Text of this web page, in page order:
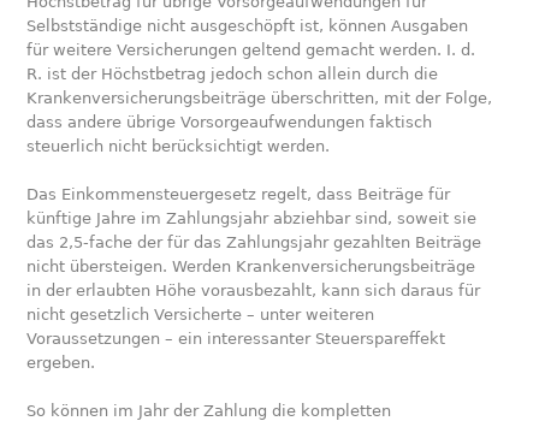
Selbstständige nicht ausgeschöpft ist, können Ausgaben
für weitere Versicherungen geltend gemacht werden. I. d.
R. ist der Höchstbetrag jedoch schon allein durch die
Krankenversicherungsbeiträge überschritten, mit der Folge,
dass andere übrige Vorsorgeaufwendungen faktisch
steuerlich nicht berücksichtigt werden.
Das Einkommensteuergesetz regelt, dass Beiträge für
künftige Jahre im Zahlungsjahr abziehbar sind, soweit sie
das 2,5-fache der für das Zahlungsjahr gezahlten Beiträge
nicht übersteigen. Werden Krankenversicherungsbeiträge
in der erlaubten Höhe vorausbezahlt, kann sich daraus für
nicht gesetzlich Versicherte – unter weiteren
Voraussetzungen – ein interessanter Steuerspareffekt
ergeben.
So können im Jahr der Zahlung die kompletten